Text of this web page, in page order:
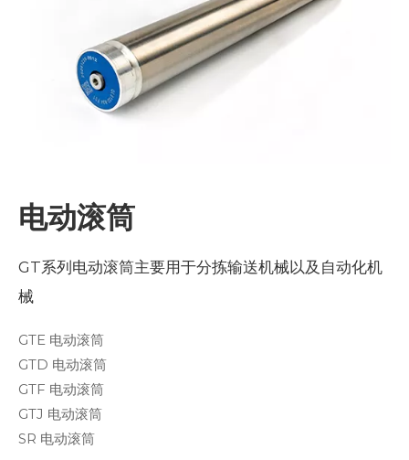
电动滚筒
GT系列电动滚筒主要用于分拣输送机械以及自动化机
械
GTE 电动滚筒
GTD 电动滚筒
GTF 电动滚筒
GTJ 电动滚筒
SR 电动滚筒